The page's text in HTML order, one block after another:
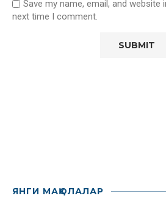
Save my name, email, and
next time I comment.
ЯНГИ МАҚОЛАЛАР